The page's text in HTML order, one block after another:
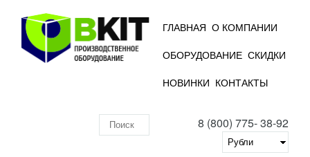
ГЛАВНАЯ О КОМПАНИИ
ОБОРУДОВАНИЕ СКИДКИ
НОВИНКИ КОНТАКТЫ
8 (800) 775- 38-92
ТЕРМОУСАДОЧНЫЙ АППАРАТ FM-400
RUB
Назначение оборудования этого типа -
индивидуальная (штучная) и групповая упаковка
различной продукции в термоусадочную пленку.